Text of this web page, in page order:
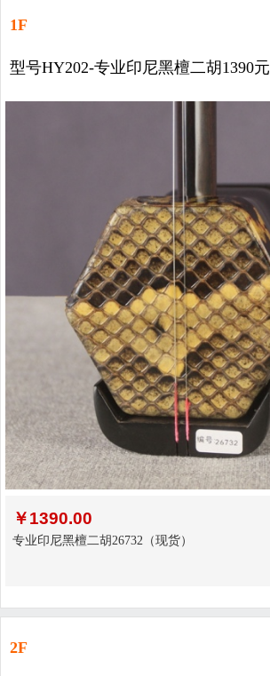
二胡名曲免费下载
1F
型号HY202-专业印尼黑檀二胡1390元
￥1390.00
专业印尼黑檀二胡26732（现货）
2F